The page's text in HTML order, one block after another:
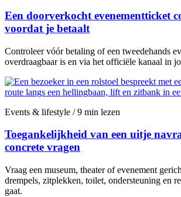
Een doorverkocht evenementticket
voordat je betaalt
Controleer vóór betaling of een tweedehands
overdraagbaar is en via het officiële kanaal in
Events & lifestyle / 9 min lezen
Toegankelijkheid van een uitje
concrete vragen
Vraag een museum, theater of evenement
drempels, zitplekken, toilet, ondersteuning en
gaat.